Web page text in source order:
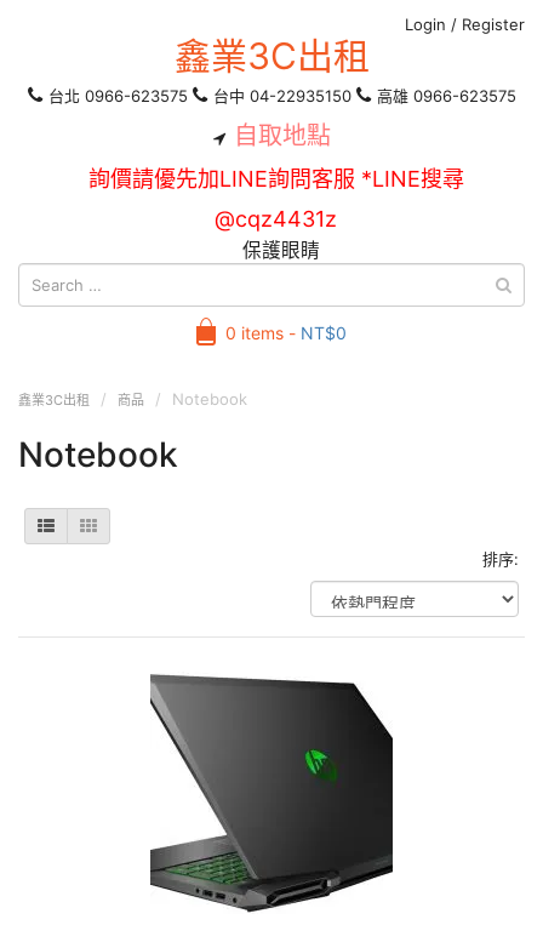
Login / Register
鑫業3C出租
台北 0966-623575 台中 04-22935150 高雄 0966-623575
自取地點
詢價請優先加LINE詢問客服 *LINE搜尋
@cqz4431z
保護眼睛
0 items - NT$0
鑫業3C出租 商品 Notebook
Notebook
排序: